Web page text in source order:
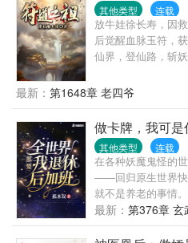
其他类型 连载
放牛娃徐长寿，因
后觉醒血脉玉符，
仙界，登仙路，斩
最新： 第1648章 老四爷
做卡牌，我可是
其他类型 连载
在各种妖魔鬼怪的
——回归原生世界快
就不是养老的事情
变异，各种掌握非
的死者，从农村进
最新： 第376章 玄